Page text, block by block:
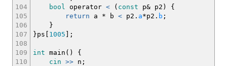
104
105
106
107
108
109
110
bool operator < ( const p& p2 )
{
return a * b < p2. a*p2. b ;
}
}ps 1005 ;
int main ( )
{
cin >> n ;